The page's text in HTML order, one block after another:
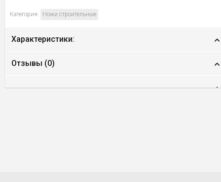
Категория: Ножи строительные
Характеристики:
Отзывы (0)